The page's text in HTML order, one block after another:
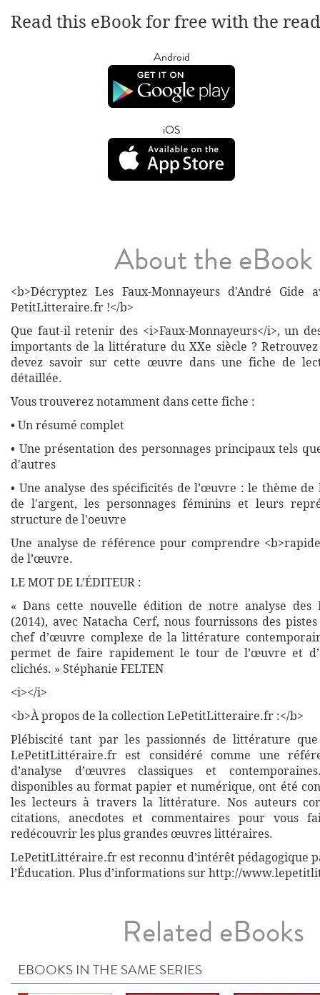
Read this eBook for free with the
Android
iOS
About the eBook
<b>Décryptez Les Faux-Monnayeurs d'André Gide
PetitLitteraire.fr !</b>
Que faut-il retenir des <i>Faux-Monnayeurs</i>, un
importants de la littérature du XXe siècle ?
devez savoir sur cette œuvre dans une fiche de
détaillée.
Vous trouverez notamment dans cette fiche :
• Un résumé complet
• Une présentation des personnages principaux tels
d'autres
• Une analyse des spécificités de l’œuvre : le thème
de l'argent, les personnages féminins et leurs
structure de l'oeuvre
Une analyse de référence pour comprendre
de l’œuvre.
LE MOT DE L’ÉDITEUR :
« Dans cette nouvelle édition de notre analyse des
(2014), avec Natacha Cerf, nous fournissons des
chef d’œuvre complexe de la littérature
permet de faire rapidement le tour de l’œuvre et
clichés. » Stéphanie FELTEN
<i></i>
<b>À propos de la collection LePetitLitteraire.fr :</b>
Plébiscité tant par les passionnés de littérature
LePetitLittéraire.fr est considéré comme une
d’analyse d’œuvres classiques et
disponibles au format papier et numérique, ont été
les lecteurs à travers la littérature. Nos auteurs
citations, anecdotes et commentaires pour vous
redécouvrir les plus grandes œuvres littéraires.
LePetitLittéraire.fr est reconnu d’intérêt pédagogique
l’Éducation. Plus d’informations sur http://
Related eBooks
EBOOKS IN THE SAME SERIES